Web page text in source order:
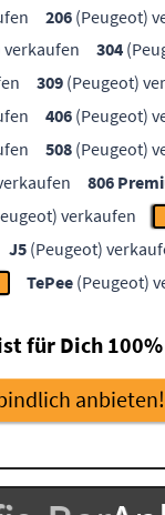
206 (Peugeot)
verkaufen 304
309 (Peugeot)
406 (Peugeot)
508 (Peugeot)
806
verkaufen
J5 (Peugeot)
TePee (Peugeot)
für Dich
anbieten!